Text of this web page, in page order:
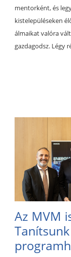
mentorként, és
kistelepüléseken
álmaikat valóra
gazdagodsz. Légy
Az MVM